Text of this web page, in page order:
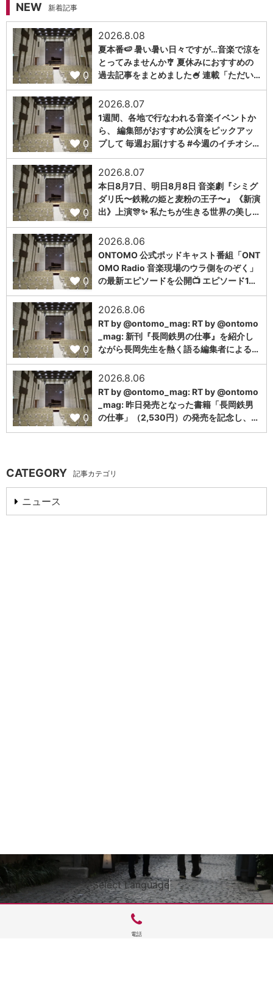
NEW 新着記事
0
2026.8.08
夏本番🍉 暑い暑い日々ですが…音楽で涼を
とってみませんか🎐 夏休みにおすすめの
過去記事をまとめました🍧 連載「ただい…
0
2026.8.07
1週間、各地で行なわれる音楽イベントか
ら、 編集部がおすすめ公演をピックアッ
プして 毎週お届けする #今週のイチオシ…
0
2026.8.07
本日8月7日、明日8月8日 音楽劇『シミグ
ダリ氏〜鉄靴の姫と麦粉の王子〜』《新演
出》上演🎊✨ 私たちが生きる世界の美し…
0
2026.8.06
ONTOMO 公式ポッドキャスト番組「ONT
OMO Radio 音楽現場のウラ側をのぞく」
の最新エピソードを公開📺 エピソード1…
0
2026.8.06
RT by @ontomo_mag: RT by @ontomo
_mag: 新刊『長岡鉄男の仕事』を紹介し
ながら長岡先生を熱く語る編集者による…
0
2026.8.06
RT by @ontomo_mag: RT by @ontomo
_mag: 昨日発売となった書籍「長岡鉄男
の仕事」（2,530円）の発売を記念し、…
CATEGORY 記事カテゴリ
ニュース
Select Language▼
電話